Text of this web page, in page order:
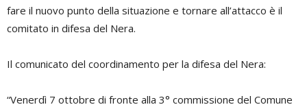
fare il nuovo punto della situazione e tornare all’attacco è il
comitato in difesa del Nera.
Il comunicato del coordinamento per la difesa del Nera:
“Venerdì 7 ottobre di fronte alla 3° commissione del Comune